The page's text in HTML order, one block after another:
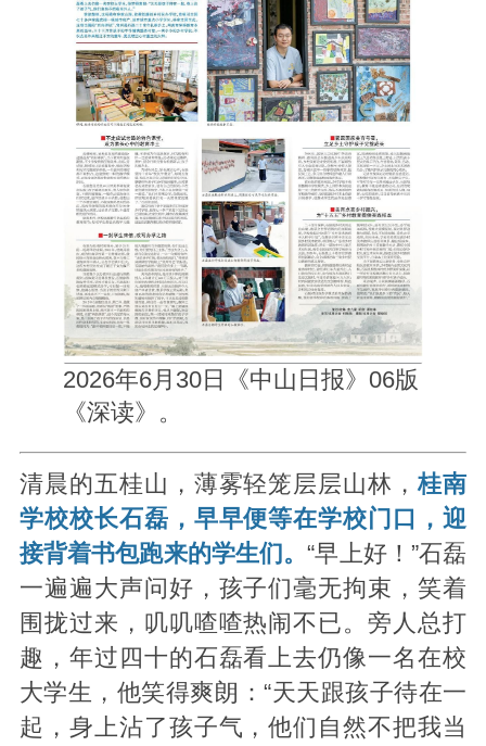
2026年6月30日《中山日报》06版
《深读》。
清晨的五桂山，薄雾轻笼层层山林，桂南
学校校长石磊，早早便等在学校门口，迎
接背着书包跑来的学生们。“早上好！”石磊
一遍遍大声问好，孩子们毫无拘束，笑着
围拢过来，叽叽喳喳热闹不已。旁人总打
趣，年过四十的石磊看上去仍像一名在校
大学生，他笑得爽朗：“天天跟孩子待在一
起，身上沾了孩子气，他们自然不把我当